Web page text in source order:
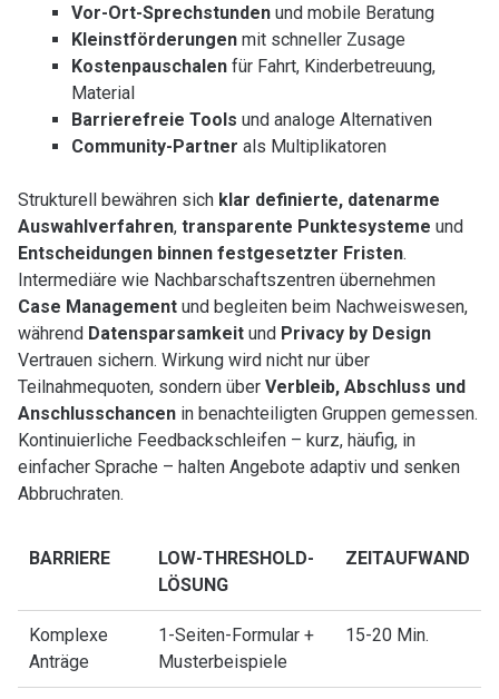
Vor-Ort-Sprechstundenund mobile Beratung
Kleinstförderungenmit schneller Zusage
Kostenpauschalenfür Fahrt, Kinderbetreuung,
Material
Barrierefreie Tools und analoge Alternativen
Community-Partner als Multiplikatoren
Strukturell bewähren sich klar definierte, datenarme
Auswahlverfahren, transparente Punktesysteme und
Entscheidungen binnen festgesetzter Fristen.
Intermediäre wie Nachbarschaftszentren übernehmen
Case Managementund begleiten beim Nachweiswesen,
während Datensparsamkeitund Privacy by Design
Vertrauen sichern. Wirkung wird nicht nur über
Teilnahmequoten, sondern über Verbleib, Abschluss und
Anschlusschancenin benachteiligten Gruppen gemessen.
Kontinuierliche Feedbackschleifen – kurz, häufig, in
einfacher Sprache – halten Angebote adaptiv und senken
Abbruchraten.
BARRIERE
LOW-THRESHOLD-
LÖSUNG
ZEITAUFWAND
Komplexe
Anträge
1-Seiten-Formular +
Musterbeispiele
15-20 Min.